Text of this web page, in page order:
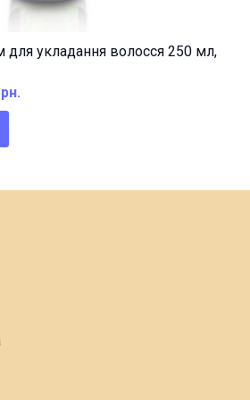
укладання волосся 250 мл,